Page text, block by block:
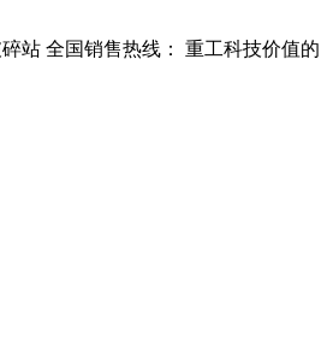
站 全国销售热线： 重工科技价值的